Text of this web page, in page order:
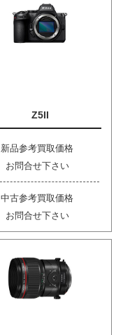
Z5II
新品参考買取価格
お問合せ下さい
中古参考買取価格
お問合せ下さい